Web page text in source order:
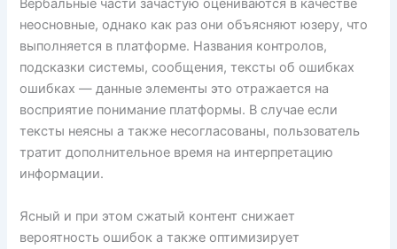
Вербальные части зачастую оцениваются в качестве
неосновные, однако как раз они объясняют юзеру, что
выполняется в платформе. Названия контролов,
подсказки системы, сообщения, тексты об ошибках
ошибках — данные элементы это отражается на
восприятие понимание платформы. В случае если
тексты неясны а также несогласованы, пользователь
тратит дополнительное время на интерпретацию
информации.
Ясный и при этом сжатый контент снижает
вероятность ошибок а также оптимизирует